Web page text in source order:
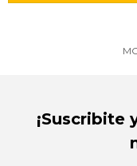
¡Suscribite